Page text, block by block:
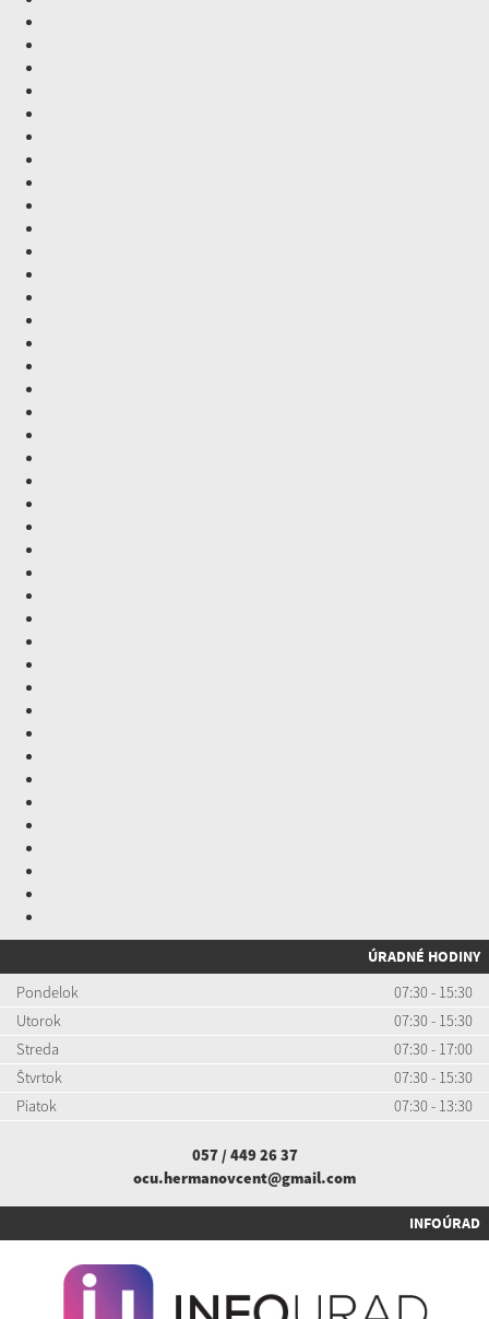
ÚRADNÉ HODINY
Pondelok
07:30 - 15:30
Utorok
07:30 - 15:30
Streda
07:30 - 17:00
Štvrtok
07:30 - 15:30
Piatok
07:30 - 13:30
057 / 449 26 37
ocu.hermanovcent@gmail.com
INFOÚRAD